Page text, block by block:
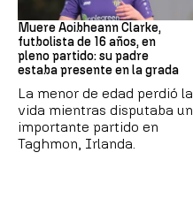
Muere Aoibheann Clarke,
futbolista de 16 años, en
pleno partido: su padre
estaba presente en la grada
La menor de edad perdió la
vida mientras disputaba un
importante partido en
Taghmon, Irlanda.